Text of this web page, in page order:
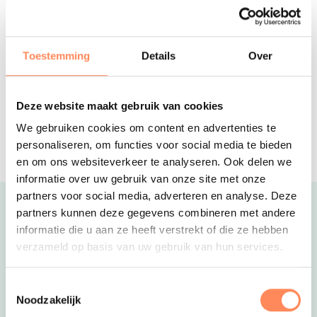
Toestemming Details Over
Deze website maakt gebruik van cookies
We gebruiken cookies om content en advertenties te
personaliseren, om functies voor social media te bieden
en om ons websiteverkeer te analyseren. Ook delen we
informatie over uw gebruik van onze site met onze
partners voor social media, adverteren en analyse. Deze
partners kunnen deze gegevens combineren met andere
informatie die u aan ze heeft verstrekt of die ze hebben
verzameld op basis van uw gebruik van hun services.
Noodzakelijk
Ardoer Recreatiepark Kaps
Een parkachtige camping in Twente
óók voor ouders!
Buytenplaats Abelen
Gezellige minicamping in de mooie
of huur een originele accommodatie
Uitgelicht